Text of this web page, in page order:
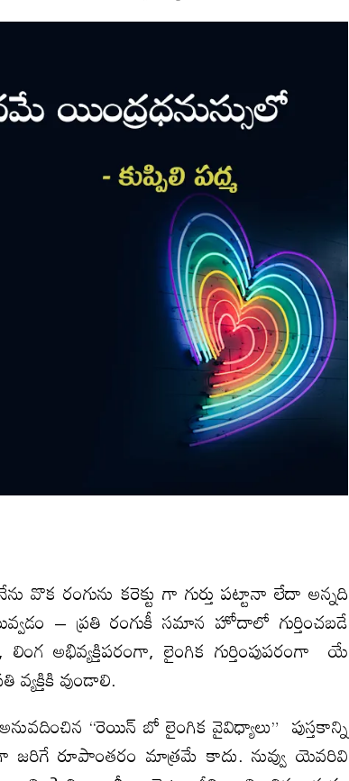
రంగును కరెక్టు గా గుర్తు పట్టానా లేదా అన్నది
– ప్రతి రంగుకీ సమాన హోదాలో గుర్తించబడే
అభివ్యక్తిపరంగా, లైంగిక గుర్తింపుపరంగా యే
వుండాలి.
“రెయిన్ బో లైంగిక వైవిధ్యాలు” పుస్తకాన్ని
జరిగే రూపాంతరం మాత్రమే కాదు. నువ్వు యెవరివి